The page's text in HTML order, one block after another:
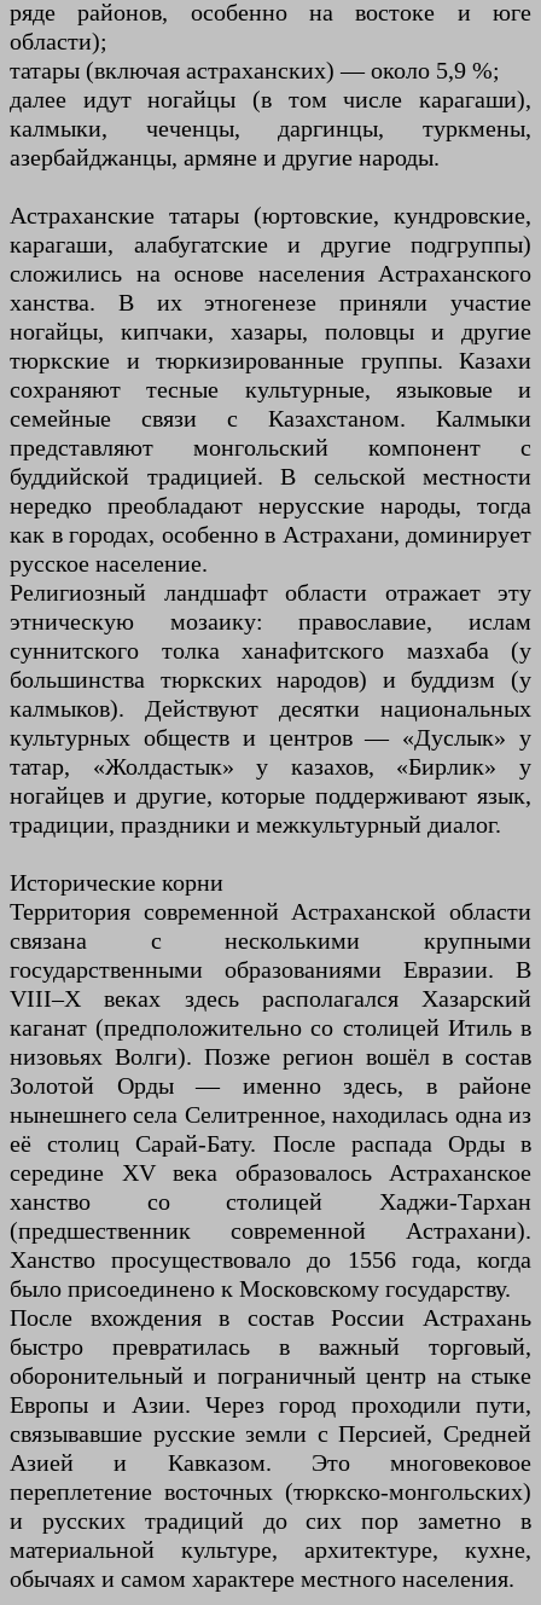
ряде районов, особенно на востоке и юге
области);
татары (включая астраханских) — около 5,9 %;
далее идут ногайцы (в том числе карагаши),
калмыки, чеченцы, даргинцы, туркмены,
азербайджанцы, армяне и другие народы.
Астраханские татары (юртовские, кундровские,
карагаши, алабугатские и другие подгруппы)
сложились на основе населения Астраханского
ханства. В их этногенезе приняли участие
ногайцы, кипчаки, хазары, половцы и другие
тюркские и тюркизированные группы. Казахи
сохраняют тесные культурные, языковые и
семейные связи с Казахстаном. Калмыки
представляют монгольский компонент с
буддийской традицией. В сельской местности
нередко преобладают нерусские народы, тогда
как в городах, особенно в Астрахани, доминирует
русское население.
Религиозный ландшафт области отражает эту
этническую мозаику: православие, ислам
суннитского толка ханафитского мазхаба (у
большинства тюркских народов) и буддизм (у
калмыков). Действуют десятки национальных
культурных обществ и центров — «Дуслык» у
татар, «Жолдастык» у казахов, «Бирлик» у
ногайцев и другие, которые поддерживают язык,
традиции, праздники и межкультурный диалог.
Исторические корни
Территория современной Астраханской области
связана с несколькими крупными
государственными образованиями Евразии. В
VIII–X веках здесь располагался Хазарский
каганат (предположительно со столицей Итиль в
низовьях Волги). Позже регион вошёл в состав
Золотой Орды — именно здесь, в районе
нынешнего села Селитренное, находилась одна из
её столиц Сарай-Бату. После распада Орды в
середине XV века образовалось Астраханское
ханство со столицей Хаджи-Тархан
(предшественник современной Астрахани).
Ханство просуществовало до 1556 года, когда
было присоединено к Московскому государству.
После вхождения в состав России Астрахань
быстро превратилась в важный торговый,
оборонительный и пограничный центр на стыке
Европы и Азии. Через город проходили пути,
связывавшие русские земли с Персией, Средней
Азией и Кавказом. Это многовековое
переплетение восточных (тюркско-монгольских)
и русских традиций до сих пор заметно в
материальной культуре, архитектуре, кухне,
обычаях и самом характере местного населения.